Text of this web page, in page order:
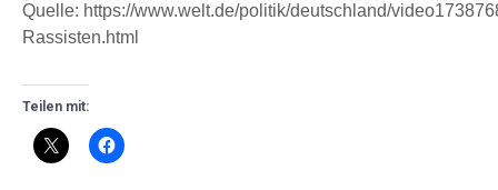
Quelle: https://www.welt.de/politik/deutschland/
Rassisten.html
Teilen mit: